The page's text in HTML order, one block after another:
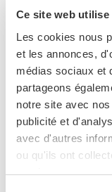
Ce site web utilise
Les cookies nous
et les annonces,
médias sociaux et
partageons
notre site avec
publicité et
avec d'autres
ou qu'ils ont
services.